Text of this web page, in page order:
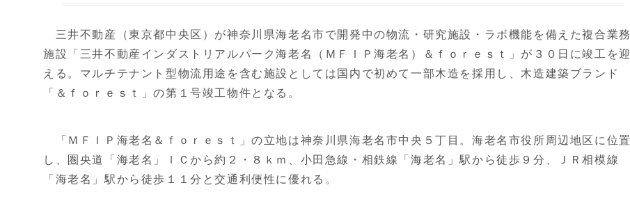
三井不動産（東京都中央区）が神奈川県海老名市で開発中の物流・研究施設・ラボ機能を備えた複合業務
施設「三井不動産インダストリアルパーク海老名（ＭＦＩＰ海老名）＆ｆｏｒｅｓｔ」が３０日に竣工を迎
える。マルチテナント型物流用途を含む施設としては国内で初めて一部木造を採用し、木造建築ブランド
「＆ｆｏｒｅｓｔ」の第１号竣工物件となる。
「ＭＦＩＰ海老名＆ｆｏｒｅｓｔ」の立地は神奈川県海老名市中央５丁目。海老名市役所周辺地区に位置
し、圏央道「海老名」ＩＣから約２・８ｋｍ、小田急線・相鉄線「海老名」駅から徒歩９分、ＪＲ相模線
「海老名」駅から徒歩１１分と交通利便性に優れる。